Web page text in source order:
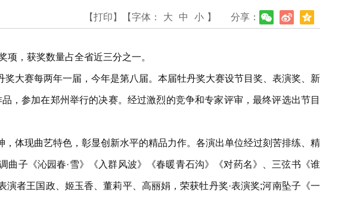
分享：
【打印】 【字体： 大 中 小 】
，获奖数量占全省近三分之一。
大赛每两年一届，今年是第八届。本届牡丹奖大赛设节目奖、表演奖、新
，参加在郑州举行的决赛。经过激烈的竞争和专家评审，最终评选出节目
体现曲艺特色，彰显创新水平的精品力作。各演出单位经过刻苦排练、精
子《沁园春·雪》《入群风波》《春暖青石沟》《对药名》、三弦书《谁
者王国政、姬玉香、董莉平、高丽娟，荣获牡丹奖·表演奖;河南坠子《一